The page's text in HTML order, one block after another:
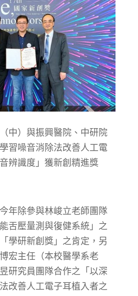
中）與振興醫院、中研院
習噪音消除法改善人工電
辨識度」獲新創精進獎
年除參與林峻立老師團隊
舌壓量測與復健系統」之
學研新創獎」之肯定，另
宏主任（本校醫學系老
研究員團隊合作之「以深
改善人工電子耳植入者之